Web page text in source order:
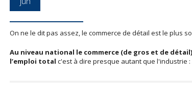
On ne le dit pas assez, le commerce de détail est le plus
Au niveau national le commerce (de gros et de
l’emploi total c'est à dire presque autant que l'industrie :